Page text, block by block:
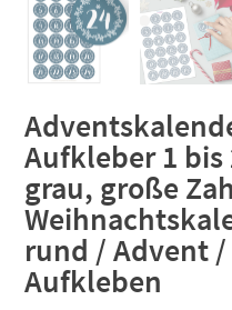
Aufkleber 1
grau, große
rund / Advent /
Aufkleben